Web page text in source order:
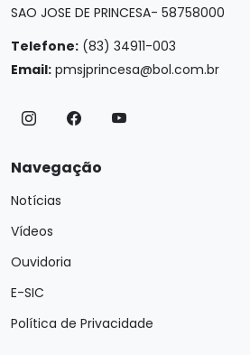
SAO JOSE DE PRINCESA- 58758000
Telefone: (83) 34911-003
Email: pmsjprincesa@bol.com.br
Navegação
Notícias
Vídeos
Ouvidoria
E-SIC
Política de Privacidade